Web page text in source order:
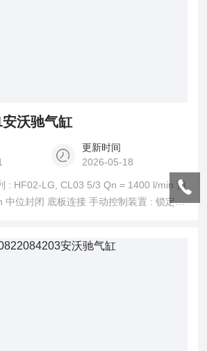
沃驰气缸
更新时间
2026-05-18
CL03 5/3 Qn = 1400 l/min 预